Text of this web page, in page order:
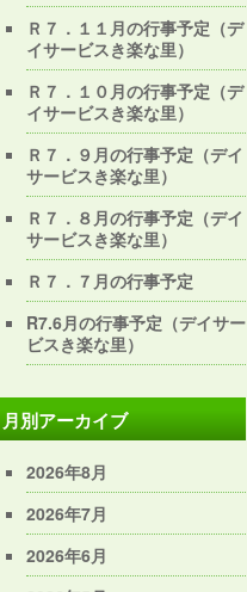
Ｒ７．１１月の行事予定（デ
イサービスき楽な里）
Ｒ７．１０月の行事予定（デ
イサービスき楽な里）
Ｒ７．９月の行事予定（デイ
サービスき楽な里）
Ｒ７．８月の行事予定（デイ
サービスき楽な里）
Ｒ７．７月の行事予定
R7.6月の行事予定（デイサー
ビスき楽な里）
月別アーカイブ
2026年8月
2026年7月
2026年6月